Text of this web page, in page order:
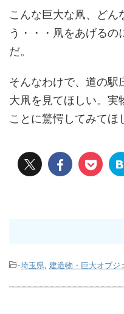
こんな巨大な凧、どん
う・・・凧をあげるの
だ。
そんなわけで、道の駅
大凧を見てほしい。実
ことに驚愕してみてほ
-埼玉県 建造物・巨大オブジ